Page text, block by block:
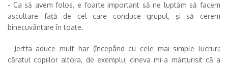
- Ca să avem folos, e foarte important să ne luptăm să facem
ascultare faţă de cel care conduce grupul, şi să cerem
binecuvântare în toate.
- Jertfa aduce mult har (începând cu cele mai simple lucruri:
căratul copiilor altora, de exemplu; cineva mi-a mărturisit că a